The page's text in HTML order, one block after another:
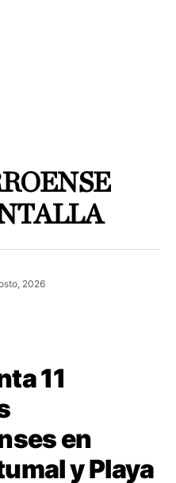
2026
11
en
y Playa